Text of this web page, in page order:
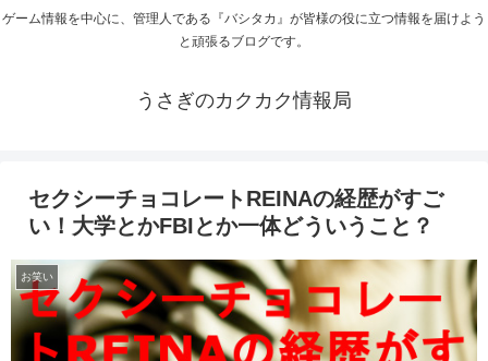
ゲーム情報を中心に、管理人である『バシタカ』が皆様の役に立つ情報を届けよう
と頑張るブログです。
うさぎのカクカク情報局
セクシーチョコレートREINAの経歴がすご
い！大学とかFBIとか一体どういうこと？
お笑い